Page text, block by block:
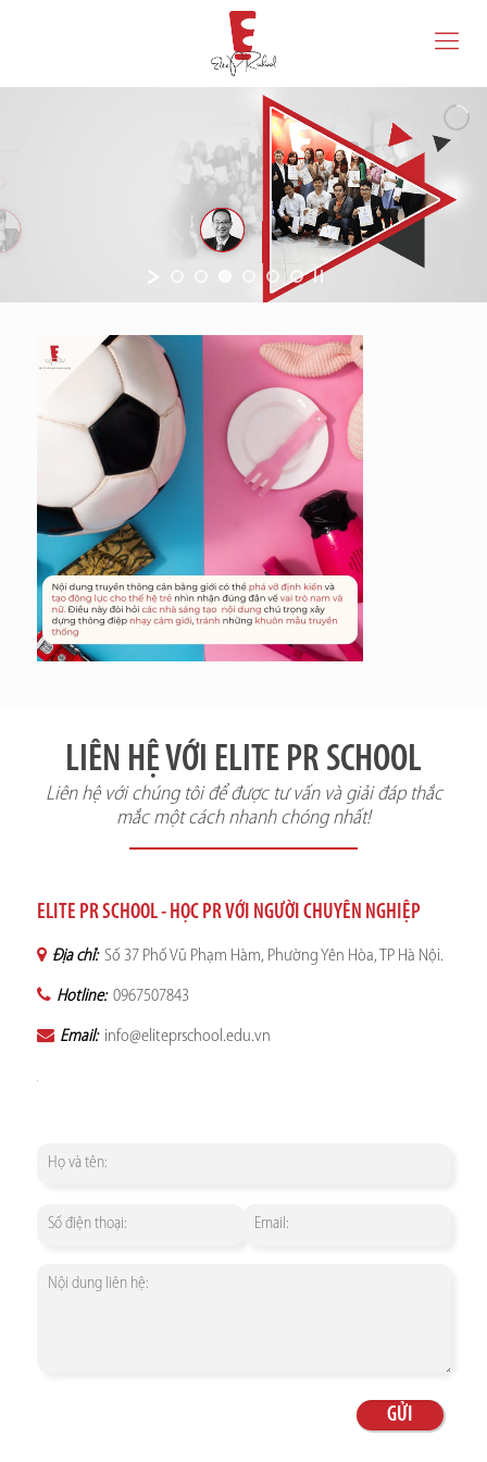
LIÊN HỆ VỚI ELITE PR SCHOOL
Liên hệ với chúng tôi để được tư vấn và giải đáp thắc
mắc một cách nhanh chóng nhất!
ELITE PR SCHOOL - HỌC PR VỚI NGƯỜI CHUYÊN NGHIỆP
Địa chỉ: Số 37 Phố Vũ Phạm Hàm, Phường Yên Hòa, TP Hà Nội.
Hotline: 0967507843
Email: info@eliteprschool.edu.vn